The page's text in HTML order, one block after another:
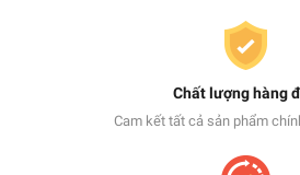
Chất lượng hàng
Cam kết tất cả sản phẩm